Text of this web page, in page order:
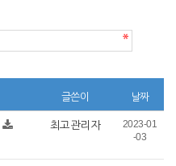
글쓴이 날짜
최고관리자
2023-01
-03